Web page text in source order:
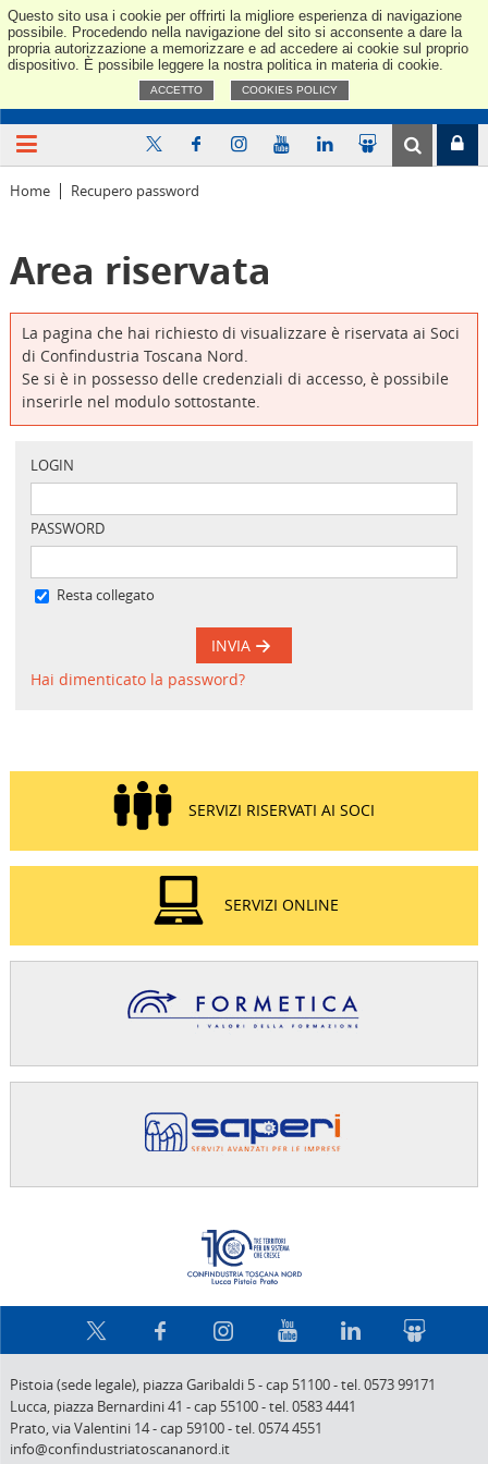
Questo sito usa i cookie per offrirti la migliore esperienza di navigazione
possibile. Procedendo nella navigazione del sito si acconsente a dare la
propria autorizzazione a memorizzare e ad accedere ai cookie sul proprio
dispositivo. È possibile leggere la nostra politica in materia di cookie.
ACCETTO COOKIES POLICY
Home Recupero password
Area riservata
La pagina che hai richiesto di visualizzare è riservata ai Soci
di Confindustria Toscana Nord.
Se si è in possesso delle credenziali di accesso, è possibile
inserirle nel modulo sottostante.
LOGIN
PASSWORD
Resta collegato
INVIA
Hai dimenticato la password?
SERVIZI RISERVATI AI SOCI
SERVIZI ONLINE
Pistoia (sede legale), piazza Garibaldi 5-cap 51100-tel. 0573 99171
Lucca, piazza Bernardini 41 -cap 55100-tel. 0583 4441
Prato,via Valentini 14-cap 59100-tel. 0574 4551
info@confindustriatoscananord.it